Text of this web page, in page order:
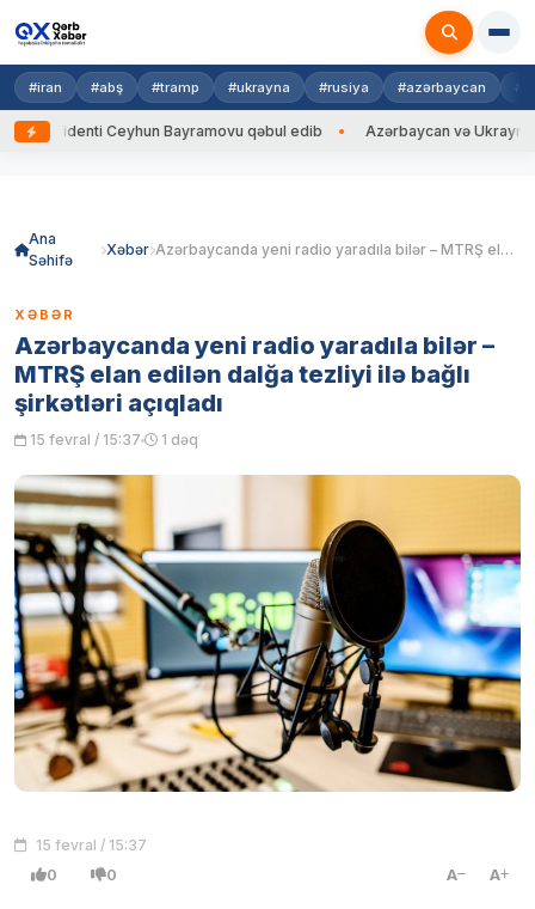
#iran #abş #tramp #ukrayna #rusiya #azərbaycan
Ceyhun Bayramovu qəbul edib Azərbaycan və Ukrayna XİN
Ana
Səhifə
Xəbər Azərbaycanda yeni radio yaradıla bilər – MTRŞ elan edilən dalğa tezliyi ilə bağlı şirkətləri açıqladı
XƏBƏR
Azərbaycanda yeni radio yaradıla bilər –
MTRŞ elan edilən dalğa tezliyi ilə bağlı
şirkətləri açıqladı
15 fevral / 15:37 1 dəq
15 fevral / 15:37
0 0 A A